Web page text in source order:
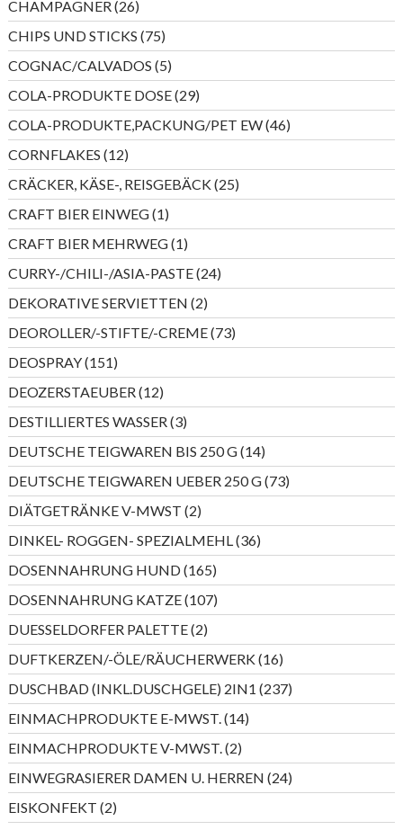
CHAMPAGNER 2626
Produkte
CHIPS UND STICKS 7575
Produkte
COGNAC/CALVADOS 55
Produkte
COLA-PRODUKTE DOSE 2929
Produkte
COLA-PRODUKTE,PACKUNG/PET EW 4646
Produkte
CORNFLAKES 1212
Produkte
CRÄCKER, KÄSE-, REISGEBÄCK 2525
Produkte
CRAFT BIER EINWEG 11
Produkt
CRAFT BIER MEHRWEG 11
Produkt
CURRY-/CHILI-/ASIA-PASTE 2424
Produkte
DEKORATIVE SERVIETTEN 22
Produkte
DEOROLLER/-STIFTE/-CREME 7373
Produkte
DEOSPRAY 151151
Produkte
DEOZERSTAEUBER 1212
Produkte
DESTILLIERTES WASSER 33
Produkte
DEUTSCHE TEIGWAREN BIS 250 G 1414
Produkte
DEUTSCHE TEIGWAREN UEBER 250 G 7373
Produkte
DIÄTGETRÄNKE V-MWST 22
Produkte
DINKEL- ROGGEN- SPEZIALMEHL 3636
Produkte
DOSENNAHRUNG HUND 165165
Produkte
DOSENNAHRUNG KATZE 107107
Produkte
DUESSELDORFER PALETTE 22
Produkte
DUFTKERZEN/-ÖLE/RÄUCHERWERK 1616
Produkte
DUSCHBAD (INKL.DUSCHGELE) 2IN1 237237
Produkte
EINMACHPRODUKTE E-MWST. 1414
Produkte
EINMACHPRODUKTE V-MWST. 22
Produkte
EINWEGRASIERER DAMEN U. HERREN 2424
Produkte
EISKONFEKT 22
Produkte